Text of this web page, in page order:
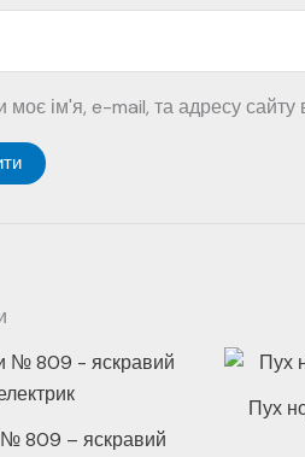
моє ім'я, e-mail, та адресу
809 – яскравий
Пух